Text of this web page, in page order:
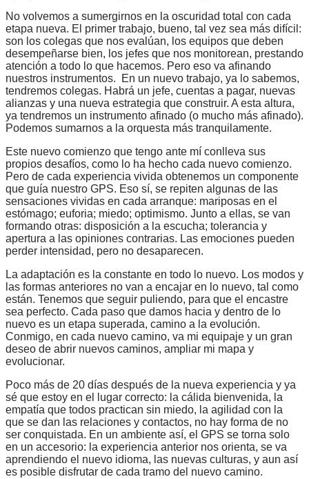
No volvemos a sumergirnos en la oscuridad total con cada
etapa nueva. El primer trabajo, bueno, tal vez sea más difícil:
son los colegas que nos evalúan, los equipos que deben
desempeñarse bien, los jefes que nos monitorean, prestando
atención a todo lo que hacemos. Pero eso va afinando
nuestros instrumentos. En un nuevo trabajo, ya lo sabemos,
tendremos colegas. Habrá un jefe, cuentas a pagar, nuevas
alianzas y una nueva estrategia que construir. A esta altura,
ya tendremos un instrumento afinado (o mucho más afinado).
Podemos sumarnos a la orquesta más tranquilamente.
Este nuevo comienzo que tengo ante mí conlleva sus
propios desafíos, como lo ha hecho cada nuevo comienzo.
Pero de cada experiencia vivida obtenemos un componente
que guía nuestro GPS. Eso sí, se repiten algunas de las
sensaciones vividas en cada arranque: mariposas en el
estómago; euforia; miedo; optimismo. Junto a ellas, se van
formando otras: disposición a la escucha; tolerancia y
apertura a las opiniones contrarias. Las emociones pueden
perder intensidad, pero no desaparecen.
La adaptación es la constante en todo lo nuevo. Los modos y
las formas anteriores no van a encajar en lo nuevo, tal como
están. Tenemos que seguir puliendo, para que el encastre
sea perfecto. Cada paso que damos hacia y dentro de lo
nuevo es un etapa superada, camino a la evolución.
Conmigo, en cada nuevo camino, va mi equipaje y un gran
deseo de abrir nuevos caminos, ampliar mi mapa y
evolucionar.
Poco más de 20 días después de la nueva experiencia y ya
sé que estoy en el lugar correcto: la cálida bienvenida, la
empatía que todos practican sin miedo, la agilidad con la
que se dan las relaciones y contactos, no hay forma de no
ser conquistada. En un ambiente así, el GPS se torna solo
en un accesorio: la experiencia anterior nos orienta, se va
aprendiendo el nuevo idioma, las nuevas culturas, y aun así
es posible disfrutar de cada tramo del nuevo camino.